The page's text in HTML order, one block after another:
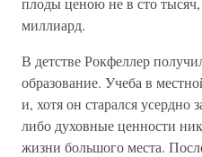
миллиард.
В детстве Рокфеллер
образование. Учеба в
и, хотя он старался усердно
либо духовные ценности
жизни большого места.